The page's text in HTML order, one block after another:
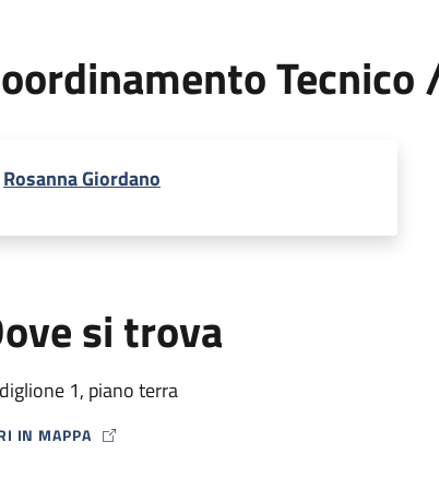
Rosanna Giordano
si trova
1, piano terra
IN MAPPA
ICON